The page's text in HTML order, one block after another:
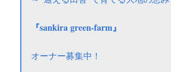
『sankira green-farm』
オーナー募集中！